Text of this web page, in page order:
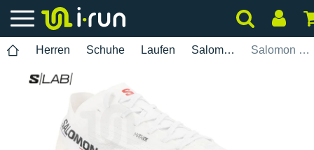
Herren Schuhe Laufen Salomon Salomon S-Lab Phantasm 2 Made in France Herren